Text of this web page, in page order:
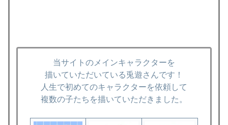
当サイトのメインキャラクターを
描いていただいている兎遊さんです！
人生で初めてのキャラクターを依頼して
複数の子たちを描いていただきました。